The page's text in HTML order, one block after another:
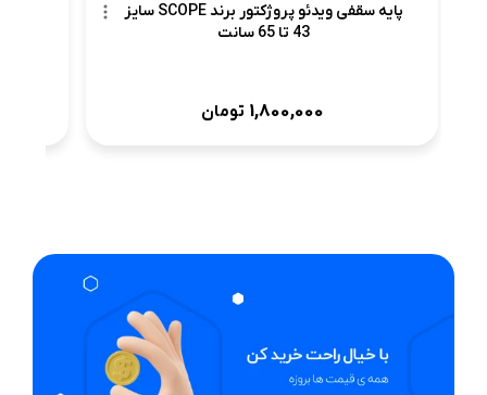
پایه سقفی ویدئو پروژکتور برند SCOPE سایز
43 تا 65 سانت
1,800,000 تومان